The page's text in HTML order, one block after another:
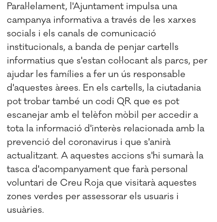
Paral·lelament, l'Ajuntament impulsa una
campanya informativa a través de les xarxes
socials i els canals de comunicació
institucionals, a banda de penjar cartells
informatius que s'estan col·locant als parcs, per
ajudar les famílies a fer un ús responsable
d'aquestes àrees. En els cartells, la ciutadania
pot trobar també un codi QR que es pot
escanejar amb el telèfon mòbil per accedir a
tota la informació d'interès relacionada amb la
prevenció del coronavirus i que s'anirà
actualitzant. A aquestes accions s'hi sumarà la
tasca d'acompanyament que farà personal
voluntari de Creu Roja que visitarà aquestes
zones verdes per assessorar els usuaris i
usuàries.